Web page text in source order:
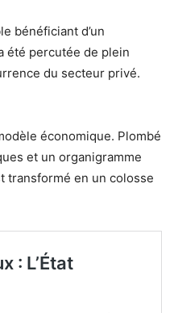
bénéficiant d’un
été percutée de plein
du secteur privé.
économique. Plombé
et un organigramme
transformé en un colosse